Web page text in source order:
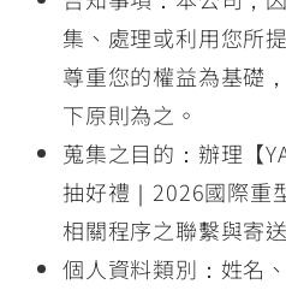
集、處理或利用您所
尊重您的權益為基礎
下原則為之。
蒐集之目的：辦理【
抽好禮｜2026國際重
相關程序之聯繫與寄
個人資料類別：姓名